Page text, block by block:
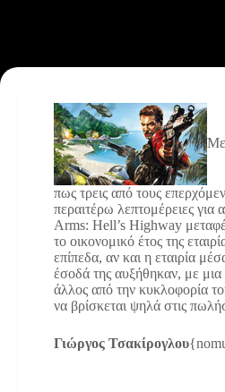
πως τρεις από τους
περαιτέρω λεπτομέρειες
Arms: Hell’s Highway
το οικονομικό έτος της
επίπεδα, αν και η εταιρία
έσοδά της αυξήθηκαν, με μια
άλλος από την κυκλοφορία
να βρίσκεται ψηλά στις
Γιώργος Τσακίρογλου